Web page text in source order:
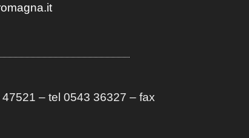
– tel 0543 36327 – fax